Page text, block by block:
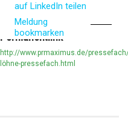
auf LinkedIn teilen
Meldung
bookmarken
Permanentlink
http://www.prmaximus.de/
löhne-pressefach.html